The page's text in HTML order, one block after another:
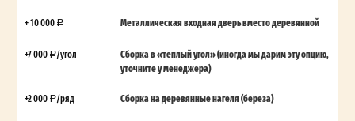
+ 10 000 Металлическая входная дверь вместо деревянной
+7 000 /угол
Сборка в «теплый угол» (иногда мы дарим эту опцию,
уточните у менеджера)
+2 000 /ряд Сборка на деревянные нагеля (береза)